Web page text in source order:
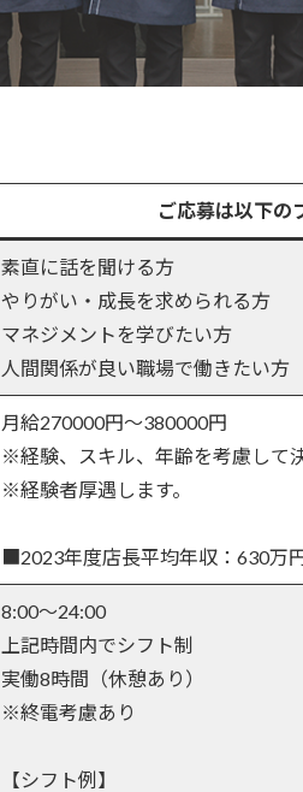
ご応募は以下の
素直に話を聞ける方
やりがい・成長を求められる方
マネジメントを学びたい方
人間関係が良い職場で働きたい方
月給270000円～380000円
※経験、スキル、年齢を考慮して決
※経験者厚遇します。
■2023年度店長平均年収：630万
8:00～24:00
上記時間内でシフト制
実働8時間（休憩あり）
※終電考慮あり
【シフト例】